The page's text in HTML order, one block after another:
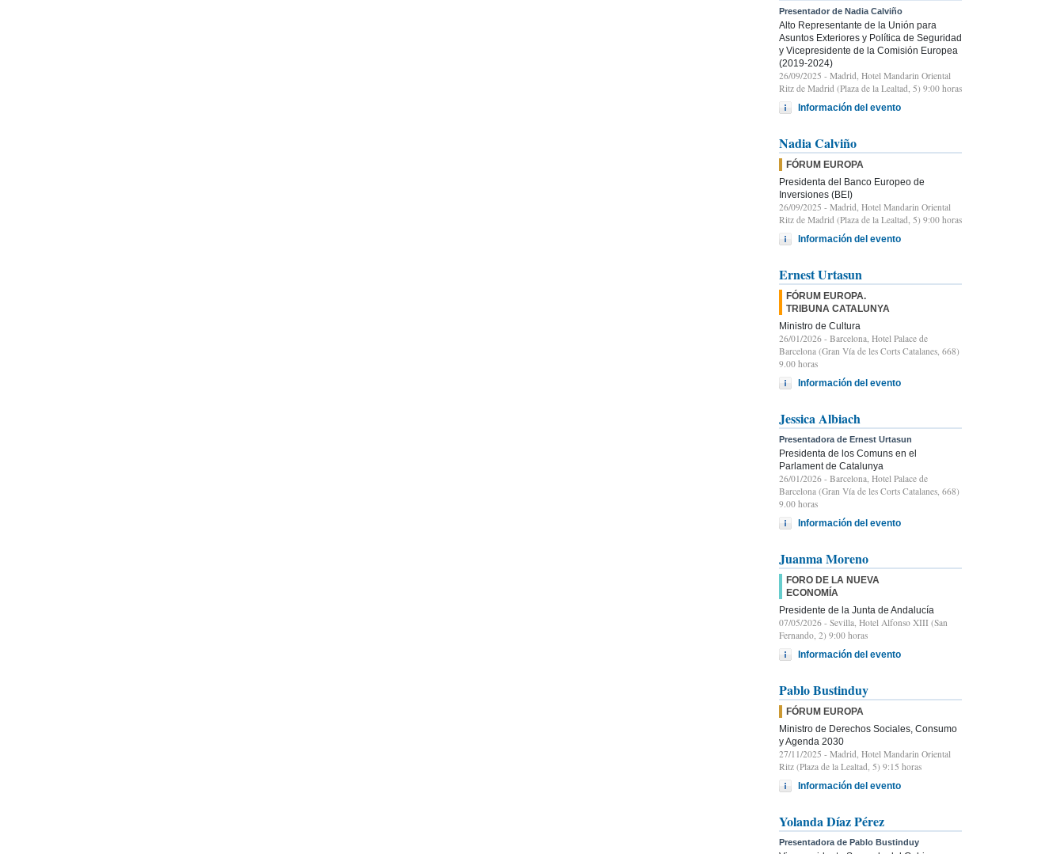
Presentador de Nadia Calviño
Alto Representante de la Unión para
Asuntos Exteriores y Política de Seguridad
y Vicepresidente de la Comisión Europea
(2019-2024)
26/09/2025 - Madrid, Hotel Mandarin Oriental
Ritz de Madrid (Plaza de la Lealtad, 5) 9:00 horas
Información del evento
Nadia Calviño
FÓRUM EUROPA
Presidenta del Banco Europeo de
Inversiones (BEI)
26/09/2025 - Madrid, Hotel Mandarin Oriental
Ritz de Madrid (Plaza de la Lealtad, 5) 9:00 horas
Información del evento
Ernest Urtasun
FÓRUM EUROPA.
TRIBUNA CATALUNYA
Ministro de Cultura
26/01/2026 - Barcelona, Hotel Palace de
Barcelona (Gran Vía de les Corts Catalanes, 668)
9.00 horas
Información del evento
Jessica Albiach
Presentadora de Ernest Urtasun
Presidenta de los Comuns en el
Parlament de Catalunya
26/01/2026 - Barcelona, Hotel Palace de
Barcelona (Gran Vía de les Corts Catalanes, 668)
9.00 horas
Información del evento
Juanma Moreno
FORO DE LA NUEVA
ECONOMÍA
Presidente de la Junta de Andalucía
07/05/2026 - Sevilla, Hotel Alfonso XIII (San
Fernando, 2) 9:00 horas
Información del evento
Pablo Bustinduy
FÓRUM EUROPA
Ministro de Derechos Sociales, Consumo
y Agenda 2030
27/11/2025 - Madrid, Hotel Mandarin Oriental
Ritz (Plaza de la Lealtad, 5) 9:15 horas
Información del evento
Yolanda Díaz Pérez
Presentadora de Pablo Bustinduy